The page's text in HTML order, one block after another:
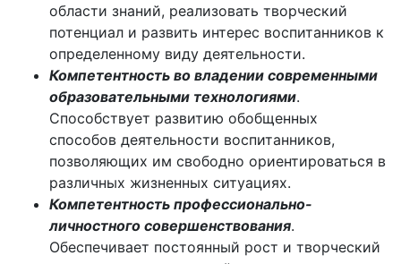
области знаний, реализовать творческий
потенциал и развить интерес воспитанников к
определенному виду деятельности.
Компетентность во владении современными
образовательными технологиями.
Способствует развитию обобщенных
способов деятельности воспитанников,
позволяющих им свободно ориентироваться в
различных жизненных ситуациях.
Компетентность профессионально-
личностного совершенствования.
Обеспечивает постоянный рост и творческий